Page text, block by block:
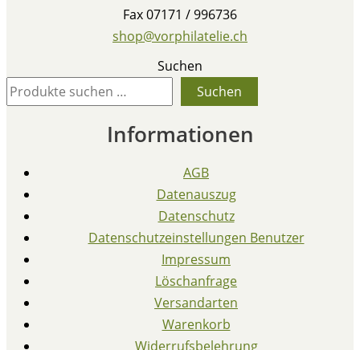
Fax 07171 / 996736
shop@vorphilatelie.ch
Suchen
Suchen
Informationen
AGB
Datenauszug
Datenschutz
Datenschutzeinstellungen Benutzer
Impressum
Löschanfrage
Versandarten
Warenkorb
Widerrufsbelehrung